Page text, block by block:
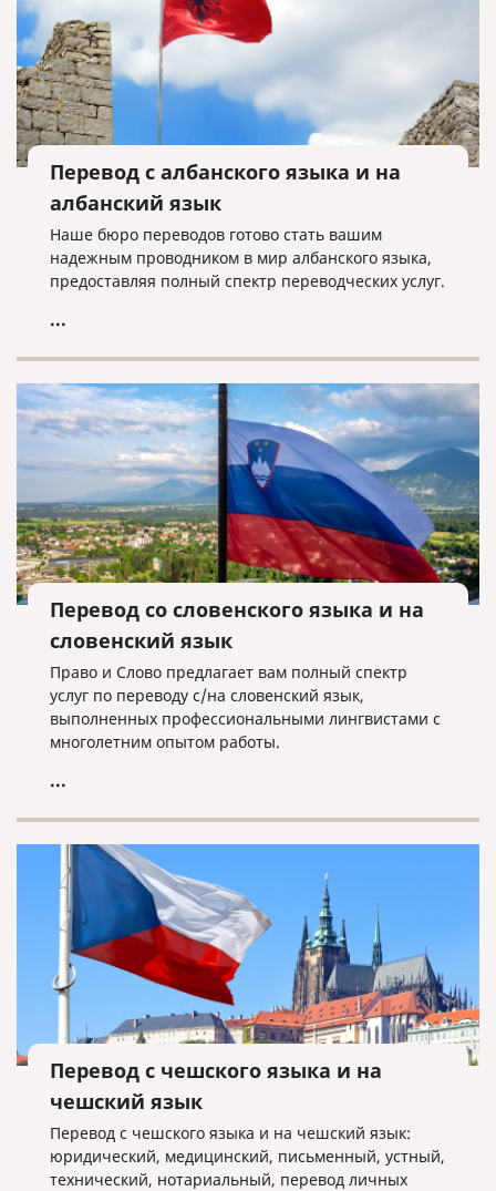
Перевод с албанского языка и на
албанский язык
Наше бюро переводов готово стать вашим
надежным проводником в мир албанского языка,
предоставляя полный спектр переводческих услуг.
...
Перевод со словенского языка и на
словенский язык
Право и Слово предлагает вам полный спектр
услуг по переводу с/на словенский язык,
выполненных профессиональными лингвистами с
многолетним опытом работы.
...
Перевод с чешского языка и на
чешский язык
Перевод с чешского языка и на чешский язык:
юридический, медицинский, письменный, устный,
технический, нотариальный, перевод личных